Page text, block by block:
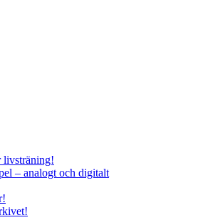
livsträning!
– analogt och digitalt